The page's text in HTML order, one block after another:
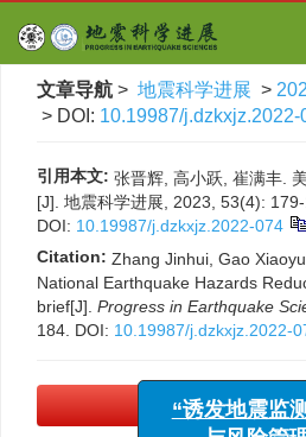
文章导航 > 地震科学进展 >
> DOI: 10.19987/j.dzkxjz.2022-
引用本文: 张晋辉, 高小跃, 崔满丰.
[J]. 地震科学进展, 2023, 53(4): 179-
DOI: 10.19987/j.dzkxjz.2022-074
Citation: Zhang Jinhui, Gao
National Earthquake Hazards
brief[J]. Progress in Earthquake
184. DOI: 10.19987/j.dzkxjz.2022-
PDF下载
“诱发地震监